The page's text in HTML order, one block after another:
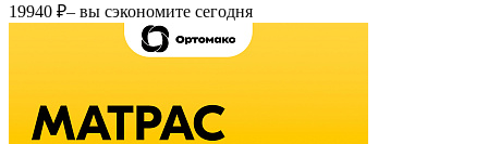
19940 ₽– вы сэкономите сегодня